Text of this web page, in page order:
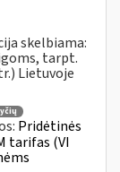
skelbiama:
tarpt.
Lietuvoje
Pridėtinės
tarifas (VI